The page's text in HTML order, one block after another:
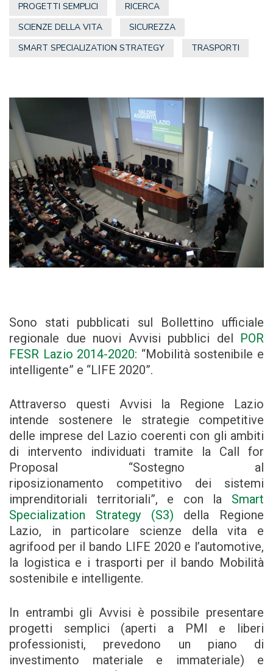
PROGETTI SEMPLICI
RICERCA
SCIENZE DELLA VITA
SICUREZZA
SMART SPECIALIZATION STRATEGY
TRASPORTI
Sono stati pubblicati sul Bollettino ufficiale
regionale due nuovi Avvisi pubblici del POR
FESR Lazio 2014-2020: “Mobilità sostenibile e
intelligente” e “LIFE 2020”.
Attraverso questi Avvisi la Regione Lazio
intende sostenere le strategie competitive
delle imprese del Lazio coerenti con gli ambiti
di intervento individuati tramite la Call for
Proposal “Sostegno al
riposizionamento competitivo dei sistemi
imprenditoriali territoriali”, e con la Smart
Specialization Strategy (S3) della Regione
Lazio, in particolare scienze della vita e
agrifood per il bando LIFE 2020 e l’automotive,
la logistica e i trasporti per il bando Mobilità
sostenibile e intelligente.
In entrambi gli Avvisi è possibile presentare
progetti semplici (aperti a PMI e liberi
professionisti, prevedono un piano di
investimento materiale e immateriale) e